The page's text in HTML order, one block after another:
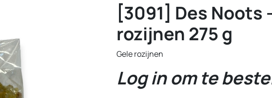
[3091] Des Noots
rozijnen 275 g
Gele rozijnen
Log in om te